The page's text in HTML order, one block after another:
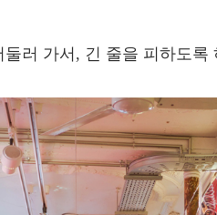
러 가서, 긴 줄을 피하도록